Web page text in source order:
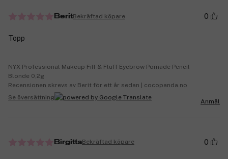
BeritBekräftad köpare 0
Topp
NYX Professional Makeup Fill & Fluff Eyebrow Pomade Pencil
Blonde 0,2g
Recensionen skrevs av Berit för ett år sedan | cocopanda.no
Se översättning
Anmäl
BirgittaBekräftad köpare 0